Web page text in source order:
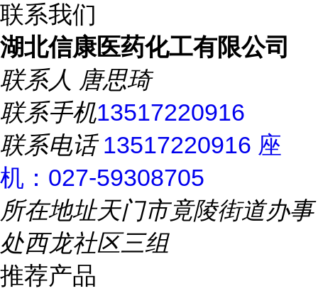
联系我们
湖北信康医药化工有限公司
联系人 唐思琦
联系手机13517220916
联系电话13517220916 座
机：027-59308705
所在地址天门市竟陵街道办事
处西龙社区三组
推荐产品